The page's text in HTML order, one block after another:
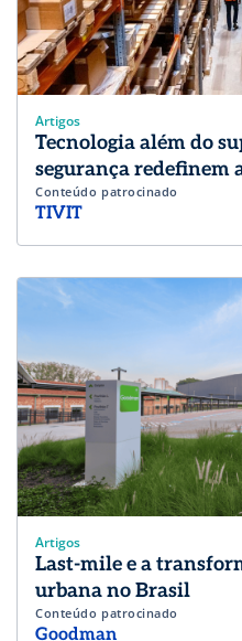
Artigos
Tecnologia além do
segurança redefinem
Conteúdo patrocinado
TIVIT
Artigos
Last-mile e a
urbana no Brasil
Conteúdo patrocinado
Goodman